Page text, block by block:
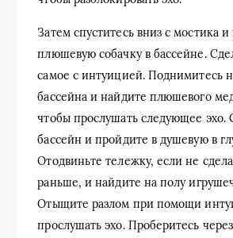
Затем спуститесь вниз с мостика
плюшевую собачку в бассейне.
самое с интуицией. Поднимитесь
бассейна и найдите плюшевого
чтобы прослушать следующее эхо.
бассейн и пройдите в душевую в
Отодвиньте тележку, если не
раньше, и найдите на полу
Отыщите разлом при помощи
прослушать эхо. Проберитесь